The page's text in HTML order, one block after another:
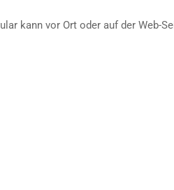
kann vor Ort oder auf der Web-